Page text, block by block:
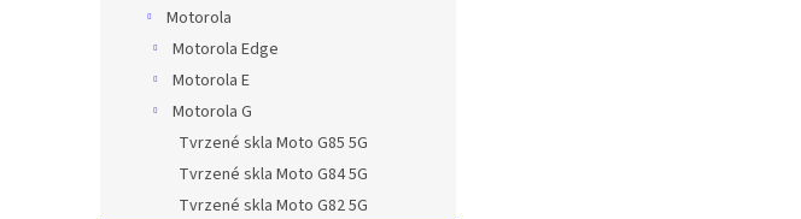
Motorola
Motorola Edge
Motorola E
Motorola G
Tvrzené skla Moto G85 5G
Tvrzené skla Moto G84 5G
Tvrzené skla Moto G82 5G